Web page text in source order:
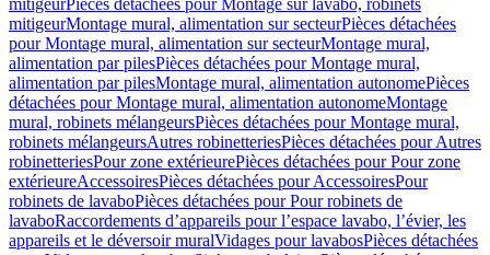
mitigeurPièces détachées pour Montage sur lavabo, robinets
mitigeurMontage mural, alimentation sur secteurPièces détachées
pour Montage mural, alimentation sur secteurMontage mural,
alimentation par pilesPièces détachées pour Montage mural,
alimentation par pilesMontage mural, alimentation autonomePièces
détachées pour Montage mural, alimentation autonomeMontage
mural, robinets mélangeursPièces détachées pour Montage mural,
robinets mélangeursAutres robinetteriesPièces détachées pour Autres
robinetteriesPour zone extérieurePièces détachées pour Pour zone
extérieureAccessoiresPièces détachées pour AccessoiresPour
robinets de lavaboPièces détachées pour Pour robinets de
lavaboRaccordements d’appareils pour l’espace lavabo, l’évier, les
appareils et le déversoir muralVidages pour lavabosPièces détachées